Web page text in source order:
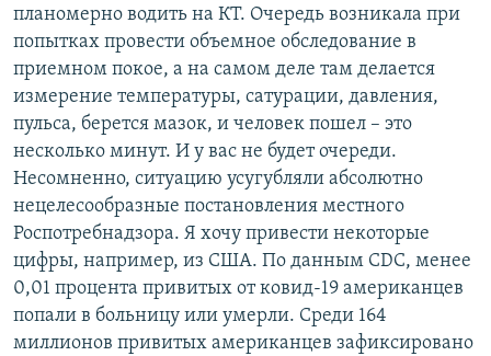
планомерно водить на КТ. Очередь возникала при
попытках провести объемное обследование в
приемном покое, а на самом деле там делается
измерение температуры, сатурации, давления,
пульса, берется мазок, и человек пошел – это
несколько минут. И у вас не будет очереди.
Несомненно, ситуацию усугубляли абсолютно
нецелесообразные постановления местного
Роспотребнадзора. Я хочу привести некоторые
цифры, например, из США. По данным CDC, менее
0,01 процента привитых от ковид-19 американцев
попали в больницу или умерли. Среди 164
миллионов привитых американцев зафиксировано